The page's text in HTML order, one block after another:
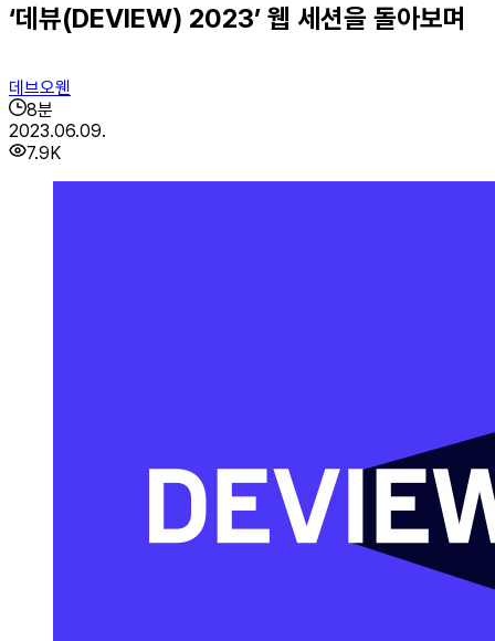
‘데뷰(DEVIEW) 2023’ 웹 세션을 돌아보며
데브오웬
8분
2023.06.09.
7.9K